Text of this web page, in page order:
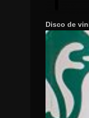
Disco de